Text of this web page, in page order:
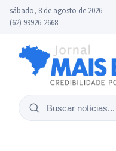
sábado, 8 de agosto de 2026
(62) 99926-2668
Buscar